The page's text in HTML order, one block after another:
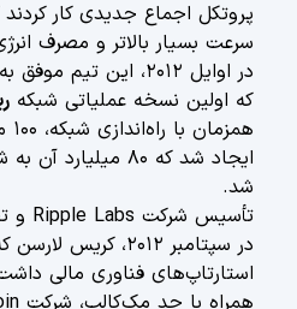
پروتکل اجماع جدیدی کار کردند
سرعت بسیار بالاتر و مصرف
که اولین نسخه عملیاتی شبکه
شد.
تأسیس شرکت Ripple Labs و تحولات کلیدی
در سپتامبر ۲۰۱۲،
استارتاپ‌های فناوری مالی